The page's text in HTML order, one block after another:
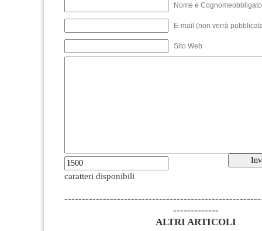
Nome e
E-mail (non verrà
Sito Web
caratteri disponibili
-------------
ALTRI ARTICOLI